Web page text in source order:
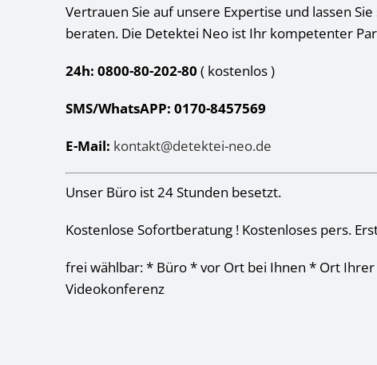
Vertrauen Sie auf unsere Expertise und lassen
beraten. Die Detektei Neo ist Ihr kompetenter
24h: 0800-80-202-80 ( kostenlos)
SMS/WhatsAPP: 0170-8457569
E-Mail: kontakt@detektei-neo.de
Unser Büro ist 24 Stunden besetzt.
Kostenlose Sofortberatung ! Kostenloses pers.
frei wählbar: * Büro * vor Ort bei Ihnen * Ort
Videokonferenz